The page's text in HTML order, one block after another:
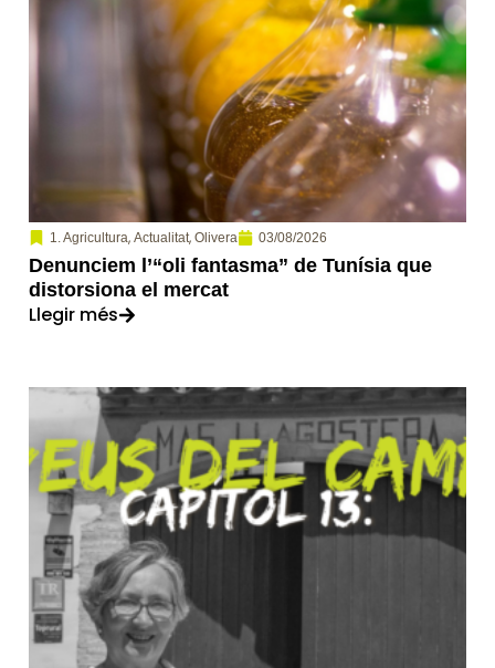
1. Agricultura, Actualitat, Olivera 03/08/2026
Denunciem l’“oli fantasma” de Tunísia que
distorsiona el mercat
Llegir més